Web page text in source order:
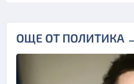
ОЩЕ ОТ ПОЛИТИКА